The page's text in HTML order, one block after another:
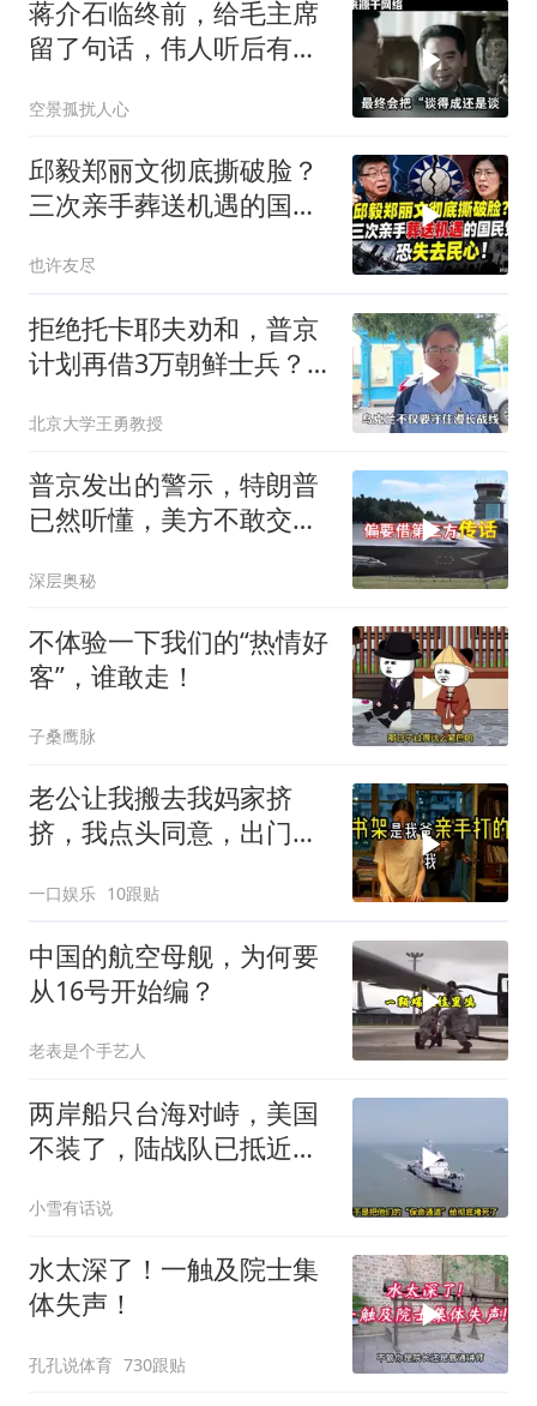
蒋介石临终前，给毛主席
留了句话，伟人听后有什
空景孤扰人心
邱毅郑丽文彻底撕破脸？
三次亲手葬送机遇的国民
也许友尽
拒绝托卡耶夫劝和，普京
计划再借3万朝鲜士兵？
北京大学王勇教授
普京发出的警示，特朗普
已然听懂，美方不敢交出
深层奥秘
不体验一下我们的“热情好
客”，谁敢走！
子桑鹰脉
老公让我搬去我妈家挤
挤，我点头同意，出门时
把车钥匙
一口娱乐 10跟贴
中国的航空母舰，为何要
从16号开始编？
老表是个手艺人
两岸船只台海对峙，美国
不装了，陆战队已抵近台
小雪有话说
水太深了！一触及院士集
体失声！
孔孔说体育 730跟贴